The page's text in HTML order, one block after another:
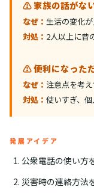
⚠️ 家族の話がな
なぜ： 生活の変化が
対処： 2人以上に昔
⚠️ 便利になった
なぜ： 注意点を考え
対処： 使いすぎ、個
発展アイデア
公衆電話の使い方
災害時の連絡方法